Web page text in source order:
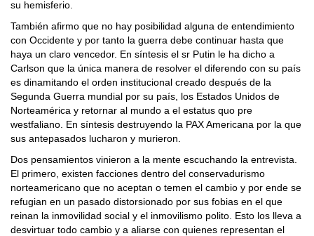
su hemisferio.
También afirmo que no hay posibilidad alguna de entendimiento
con Occidente y por tanto la guerra debe continuar hasta que
haya un claro vencedor. En síntesis el sr Putin le ha dicho a
Carlson que la única manera de resolver el diferendo con su país
es dinamitando el orden institucional creado después de la
Segunda Guerra mundial por su país, los Estados Unidos de
Norteamérica y retornar al mundo a el estatus quo pre
westfaliano. En síntesis destruyendo la PAX Americana por la que
sus antepasados lucharon y murieron.
Dos pensamientos vinieron a la mente escuchando la entrevista.
El primero, existen facciones dentro del conservadurismo
norteamericano que no aceptan o temen el cambio y por ende se
refugian en un pasado distorsionado por sus fobias en el que
reinan la inmovilidad social y el inmovilismo polito. Esto los lleva a
desvirtuar todo cambio y a aliarse con quienes representan el